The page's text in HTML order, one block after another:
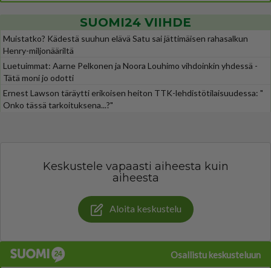
SUOMI24 VIIHDE
Muistatko? Kädestä suuhun elävä Satu sai jättimäisen rahasalkun
Henry-miljonääriltä
Luetuimmat: Aarne Pelkonen ja Noora Louhimo vihdoinkin yhdessä -
Tätä moni jo odotti
Ernest Lawson täräytti erikoisen heiton TTK-lehdistötilaisuudessa: "
Onko tässä tarkoituksena...?"
Keskustele vapaasti aiheesta kuin
aiheesta
Aloita keskustelu
Osallistu keskusteluun